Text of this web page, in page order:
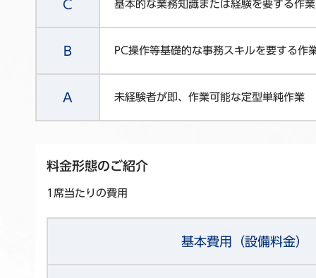
C 基本的な業務知識または経験を要する作業
B PC操作等基礎的な事務スキルを要する作
A 未経験者が即、作業可能な定型単純作業
料金形態のご紹介
1席当たりの費用
基本費用（設備料金）